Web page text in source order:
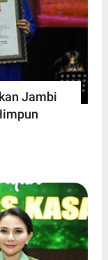
Jambi